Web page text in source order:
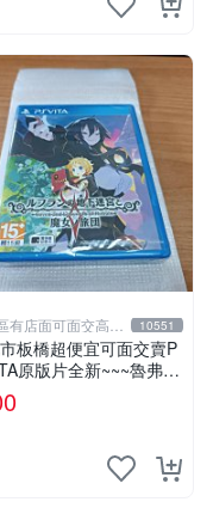
有店面可面交高價
玩
10551
板橋超便宜可面交賣P
原版片全新~~~魯弗蘭
下迷宮與魔女的旅團~~~